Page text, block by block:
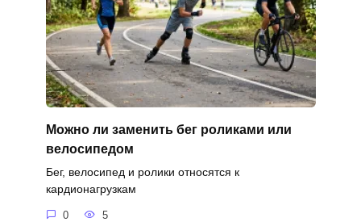
Можно ли заменить бег роликами или
велосипедом
Бег, велосипед и ролики относятся к
кардионагрузкам
0 5